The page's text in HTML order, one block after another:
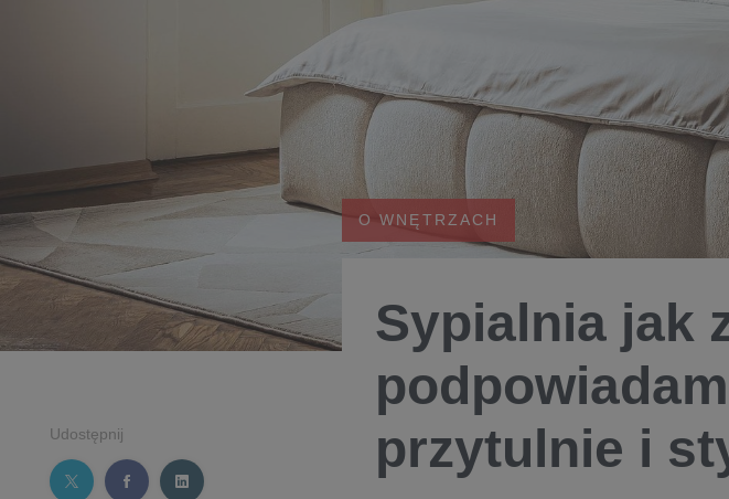
Udostępnij
O WNĘTRZACH
Sypialnia jak
przytulnie i